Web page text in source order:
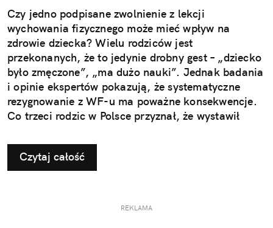
Czy jedno podpisane zwolnienie z lekcji
wychowania fizycznego może mieć wpływ na
zdrowie dziecka? Wielu rodziców jest
przekonanych, że to jedynie drobny gest – „dziecko
było zmęczone”, „ma dużo nauki”. Jednak badania
i opinie ekspertów pokazują, że systematyczne
rezygnowanie z WF-u ma poważne konsekwencje.
Co trzeci rodzic w Polsce przyznał, że wystawił
ruchowych. Ta pozornie niewinna decyzja w
dłuższej perspektywie odbiera najmłodszym szansę
na prawidłowy rozwój i budowanie odporności, a
ujawniają się dopiero w dorosłym życiu.
Czytaj całość
REKLAMA